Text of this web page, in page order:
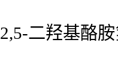
二羟基酪